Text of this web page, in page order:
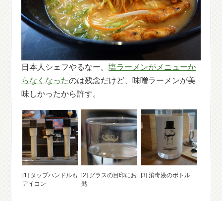
日本人シェフやるなー。塩ラーメンがメニューか
らなくなったのは残念だけど、味噌ラーメンが美
味しかったから許す。
[1] タップハンドルも
アイコン
[2] グラスの目印にお
髭
[3] 消毒液のボトル